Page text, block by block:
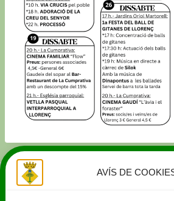
AVÍS DE